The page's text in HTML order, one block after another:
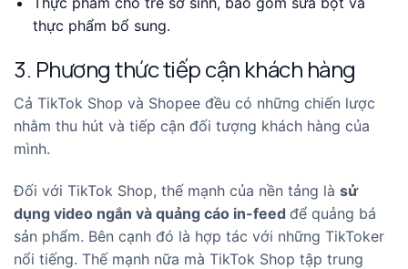
thực phẩm bổ sung.
3. Phương thức tiếp cận khách hàng
Cả TikTok Shop và Shopee đều có những chiến lược
nhằm thu hút và tiếp cận đối tượng khách hàng của
mình.
Đối với TikTok Shop, thế mạnh của nền tảng là sử
dụng video ngắn và quảng cáo in-feed để quảng bá
sản phẩm. Bên cạnh đó là hợp tác với những TikToker
nổi tiếng. Thế mạnh nữa mà TikTok Shop tập trung